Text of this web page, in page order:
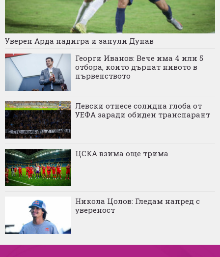
Уверен Арда надигра и занули Дунав
Георги Иванов: Вече има 4 или 5
отбора, които дърпат нивото в
първенството
Левски отнесе солидна глоба от
УЕФА заради обиден транспарант
ЦСКА взима още трима
Никола Цолов: Гледам напред с
увереност